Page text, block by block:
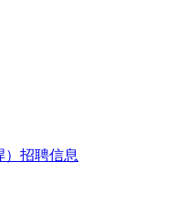
）招聘信息